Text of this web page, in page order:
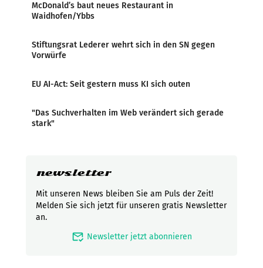
McDonald’s baut neues Restaurant in
Waidhofen/Ybbs
Stiftungsrat Lederer wehrt sich in den SN gegen
Vorwürfe
EU AI-Act: Seit gestern muss KI sich outen
"Das Suchverhalten im Web verändert sich gerade
stark"
newsletter
Mit unseren News bleiben Sie am Puls der Zeit!
Melden Sie sich jetzt für unseren gratis Newsletter
an.
mark_email_read Newsletter jetzt abonnieren